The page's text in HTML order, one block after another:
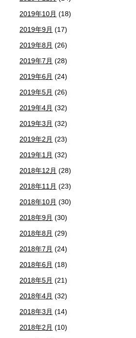
2019年10月 (18)
2019年9月 (17)
2019年8月 (26)
2019年7月 (28)
2019年6月 (24)
2019年5月 (26)
2019年4月 (32)
2019年3月 (32)
2019年2月 (23)
2019年1月 (32)
2018年12月 (28)
2018年11月 (23)
2018年10月 (30)
2018年9月 (30)
2018年8月 (29)
2018年7月 (24)
2018年6月 (18)
2018年5月 (21)
2018年4月 (32)
2018年3月 (14)
2018年2月 (10)